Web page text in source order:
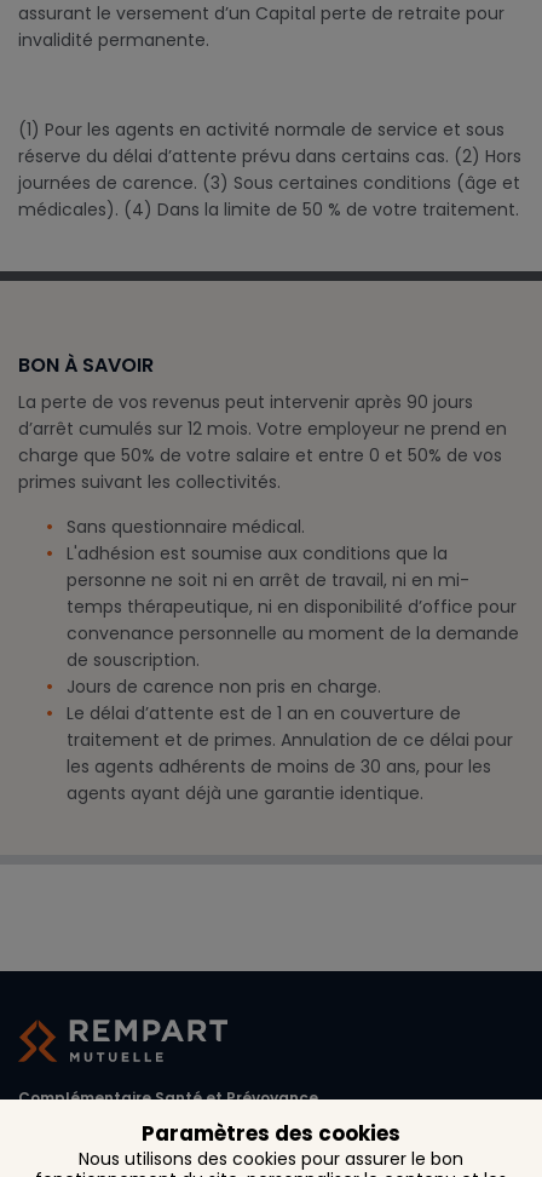
assurant le versement d’un Capital perte de retraite pour
invalidité permanente.
(1) Pour les agents en activité normale de service et sous
réserve du délai d’attente prévu dans certains cas. (2) Hors
journées de carence. (3) Sous certaines conditions (âge et
médicales). (4) Dans la limite de 50 % de votre traitement.
BON À SAVOIR
La perte de vos revenus peut intervenir après 90 jours
d’arrêt cumulés sur 12 mois. Votre employeur ne prend en
charge que 50% de votre salaire et entre 0 et 50% de vos
primes suivant les collectivités.
Sans questionnaire médical.
L'adhésion est soumise aux conditions que la
personne ne soit ni en arrêt de travail, ni en mi-
temps thérapeutique, ni en disponibilité d’office pour
convenance personnelle au moment de la demande
de souscription.
Jours de carence non pris en charge.
Le délai d’attente est de 1 an en couverture de
traitement et de primes. Annulation de ce délai pour
les agents adhérents de moins de 30 ans, pour les
agents ayant déjà une garantie identique.
Complémentaire Santé et Prévoyance
1, rue d'Austerlitz CS 27 261
31072 Toulouse Cedex 6
Paramètres des cookies
Nous utilisons des cookies pour assurer le bon